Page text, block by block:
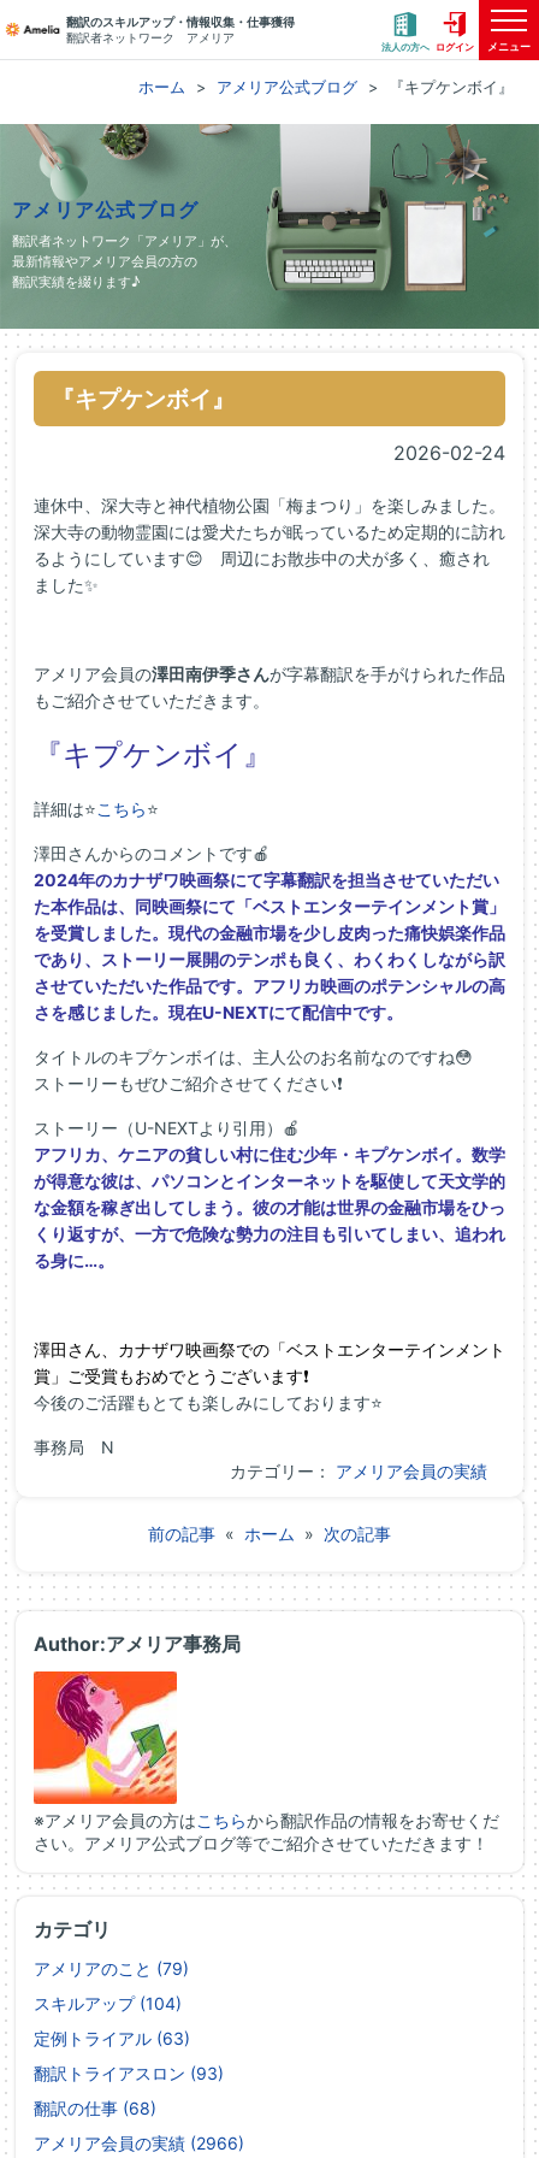
翻訳のスキルアップ・情報収集・仕事獲得
翻訳者ネットワーク アメリア
法人の方へ ログイン メニュー
ホーム アメリア公式ブログ 『キプケンボイ』
アメリア公式ブログ
翻訳者ネットワーク「アメリア」が、
最新情報やアメリア会員の方の
翻訳実績を綴ります♪
『キプケンボイ』
2026-02-24
連休中、深大寺と神代植物公園「梅まつり」を楽しみました。
深大寺の動物霊園には愛犬たちが眠っているため定期的に訪れ
るようにしています😊 周辺にお散歩中の犬が多く、癒され
ました✨
アメリア会員の澤田南伊季さんが字幕翻訳を手がけられた作品
もご紹介させていただきます。
『キプケンボイ』
詳細は⭐こちら⭐
澤田さんからのコメントです🍎
2024年のカナザワ映画祭にて字幕翻訳を担当させていただい
た本作品は、同映画祭にて「ベストエンターテインメント賞」
を受賞しました。現代の金融市場を少し皮肉った痛快娯楽作品
であり、ストーリー展開のテンポも良く、わくわくしながら訳
させていただいた作品です。アフリカ映画のポテンシャルの高
さを感じました。現在U-NEXTにて配信中です。
タイトルのキプケンボイは、主人公のお名前なのですね😳
ストーリーもぜひご紹介させてください❗
ストーリー（U-NEXTより引用）🍎
アフリカ、ケニアの貧しい村に住む少年・キプケンボイ。数学
が得意な彼は、パソコンとインターネットを駆使して天文学的
な金額を稼ぎ出してしまう。彼の才能は世界の金融市場をひっ
くり返すが、一方で危険な勢力の注目も引いてしまい、追われ
る身に…。
澤田さん、カナザワ映画祭での「ベストエンターテインメント
賞」ご受賞もおめでとうございます❗
今後のご活躍もとても楽しみにしております⭐
事務局 N
カテゴリー： アメリア会員の実績
前の記事 « ホーム » 次の記事
Author:アメリア事務局
※アメリア会員の方はこちらから翻訳作品の情報をお寄せくだ
さい。アメリア公式ブログ等でご紹介させていただきます！
カテゴリ
アメリアのこと (79)
スキルアップ (104)
定例トライアル (63)
翻訳トライアスロン (93)
翻訳の仕事 (68)
アメリア会員の実績 (2966)